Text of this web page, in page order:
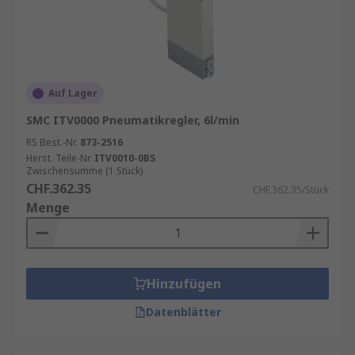
Auf Lager
SMC ITV0000 Pneumatikregler, 6l/min
RS Best.-Nr. 873-2516
Herst. Teile-Nr. ITV0010-0BS
Zwischensumme (1 Stück)
CHF.362.35 CHF.362.35/Stück
Menge
Hinzufügen
Datenblätter